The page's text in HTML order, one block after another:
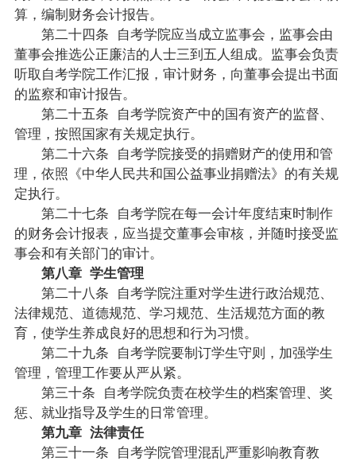
算，编制财务会计报告。
第二十四条 自考学院应当成立监事会，监事会由
董事会推选公正廉洁的人士三到五人组成。监事会负责
听取自考学院工作汇报，审计财务，向董事会提出书面
的监察和审计报告。
第二十五条 自考学院资产中的国有资产的监督、
管理，按照国家有关规定执行。
第二十六条 自考学院接受的捐赠财产的使用和管
理，依照《中华人民共和国公益事业捐赠法》的有关规
定执行。
第二十七条 自考学院在每一会计年度结束时制作
的财务会计报表，应当提交董事会审核，并随时接受监
事会和有关部门的审计。
第八章 学生管理
第二十八条 自考学院注重对学生进行政治规范、
法律规范、道德规范、学习规范、生活规范方面的教
育，使学生养成良好的思想和行为习惯。
第二十九条 自考学院要制订学生守则，加强学生
管理，管理工作要从严从紧。
第三十条 自考学院负责在校学生的档案管理、奖
惩、就业指导及学生的日常管理。
第九章 法律责任
第三十一条 自考学院管理混乱严重影响教育教